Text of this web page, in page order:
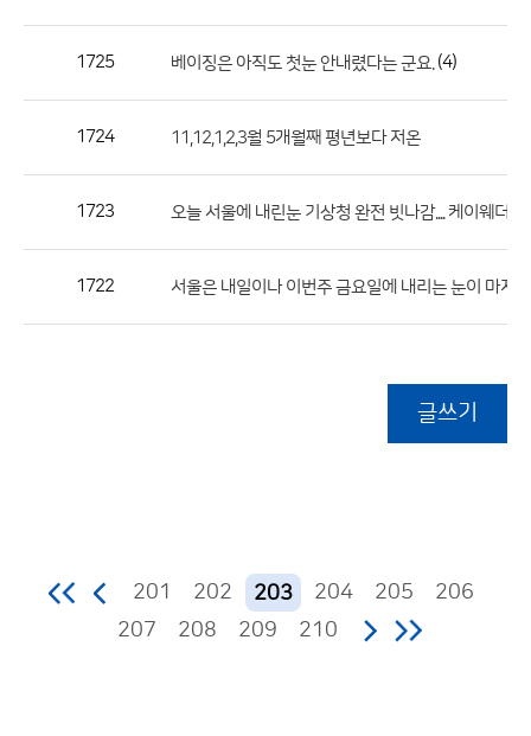
공
1725 베이징은 아직도 첫눈 안내렸다는 군요. (4)
1724 11,12,1,2,3월 5개월째 평년보다 저온
1723 오늘 서울에 내린눈 기상청 완전 빗나감.... 케이웨더
1722 서울은 내일이나 이번주 금요일에 내리는 눈이 마지
글쓰기
201 202 203 204 205
206
207
208 209 210